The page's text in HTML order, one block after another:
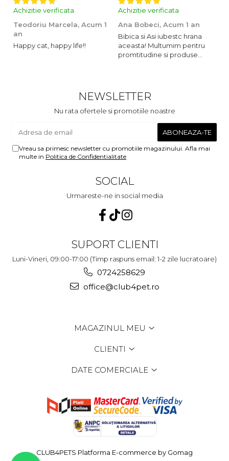
Achizitie verificata
Teodoriu Marcela, Acum 1
an
Happy cat, happy life!!
Achizitie verificata
Ana Bobeci, Acum 1 an
Bibica si Asi iubestc hrana
aceasta! Multumim pentru
promtitudine si produse
NEWSLETTER
Nu rata ofertele si promotiile noastre
Vreau sa primesc newsletter cu promotiile magazinului. Afla mai
multe in Politica de Confidentialitate
SOCIAL
Urmareste-ne in social media
SUPORT CLIENTI
Luni-Vineri, 09:00-17:00 (Timp raspuns email: 1-2 zile lucratoare)
0724258629
office@club4pet.ro
MAGAZINUL MEU
CLIENTI
DATE COMERCIALE
CLUB4PETS Platforma E-commerce by Gomag